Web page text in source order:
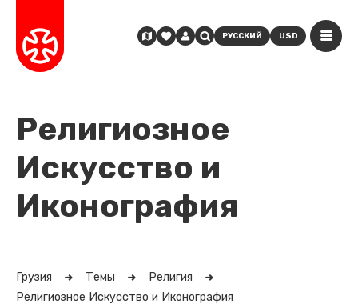
РУССКИЙ USD
Религиозное
Искусство и
Иконография
Грузия Темы
Религия
Религиозное Искусство и Иконография